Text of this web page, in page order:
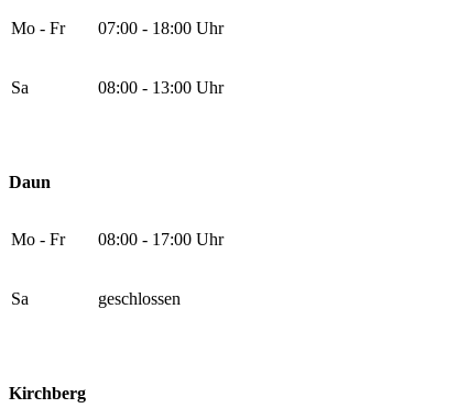
Mo - Fr 07:00 - 18:00 Uhr
Sa 08:00 - 13:00 Uhr
Daun
Mo - Fr 08:00 - 17:00 Uhr
Sa geschlossen
Kirchberg